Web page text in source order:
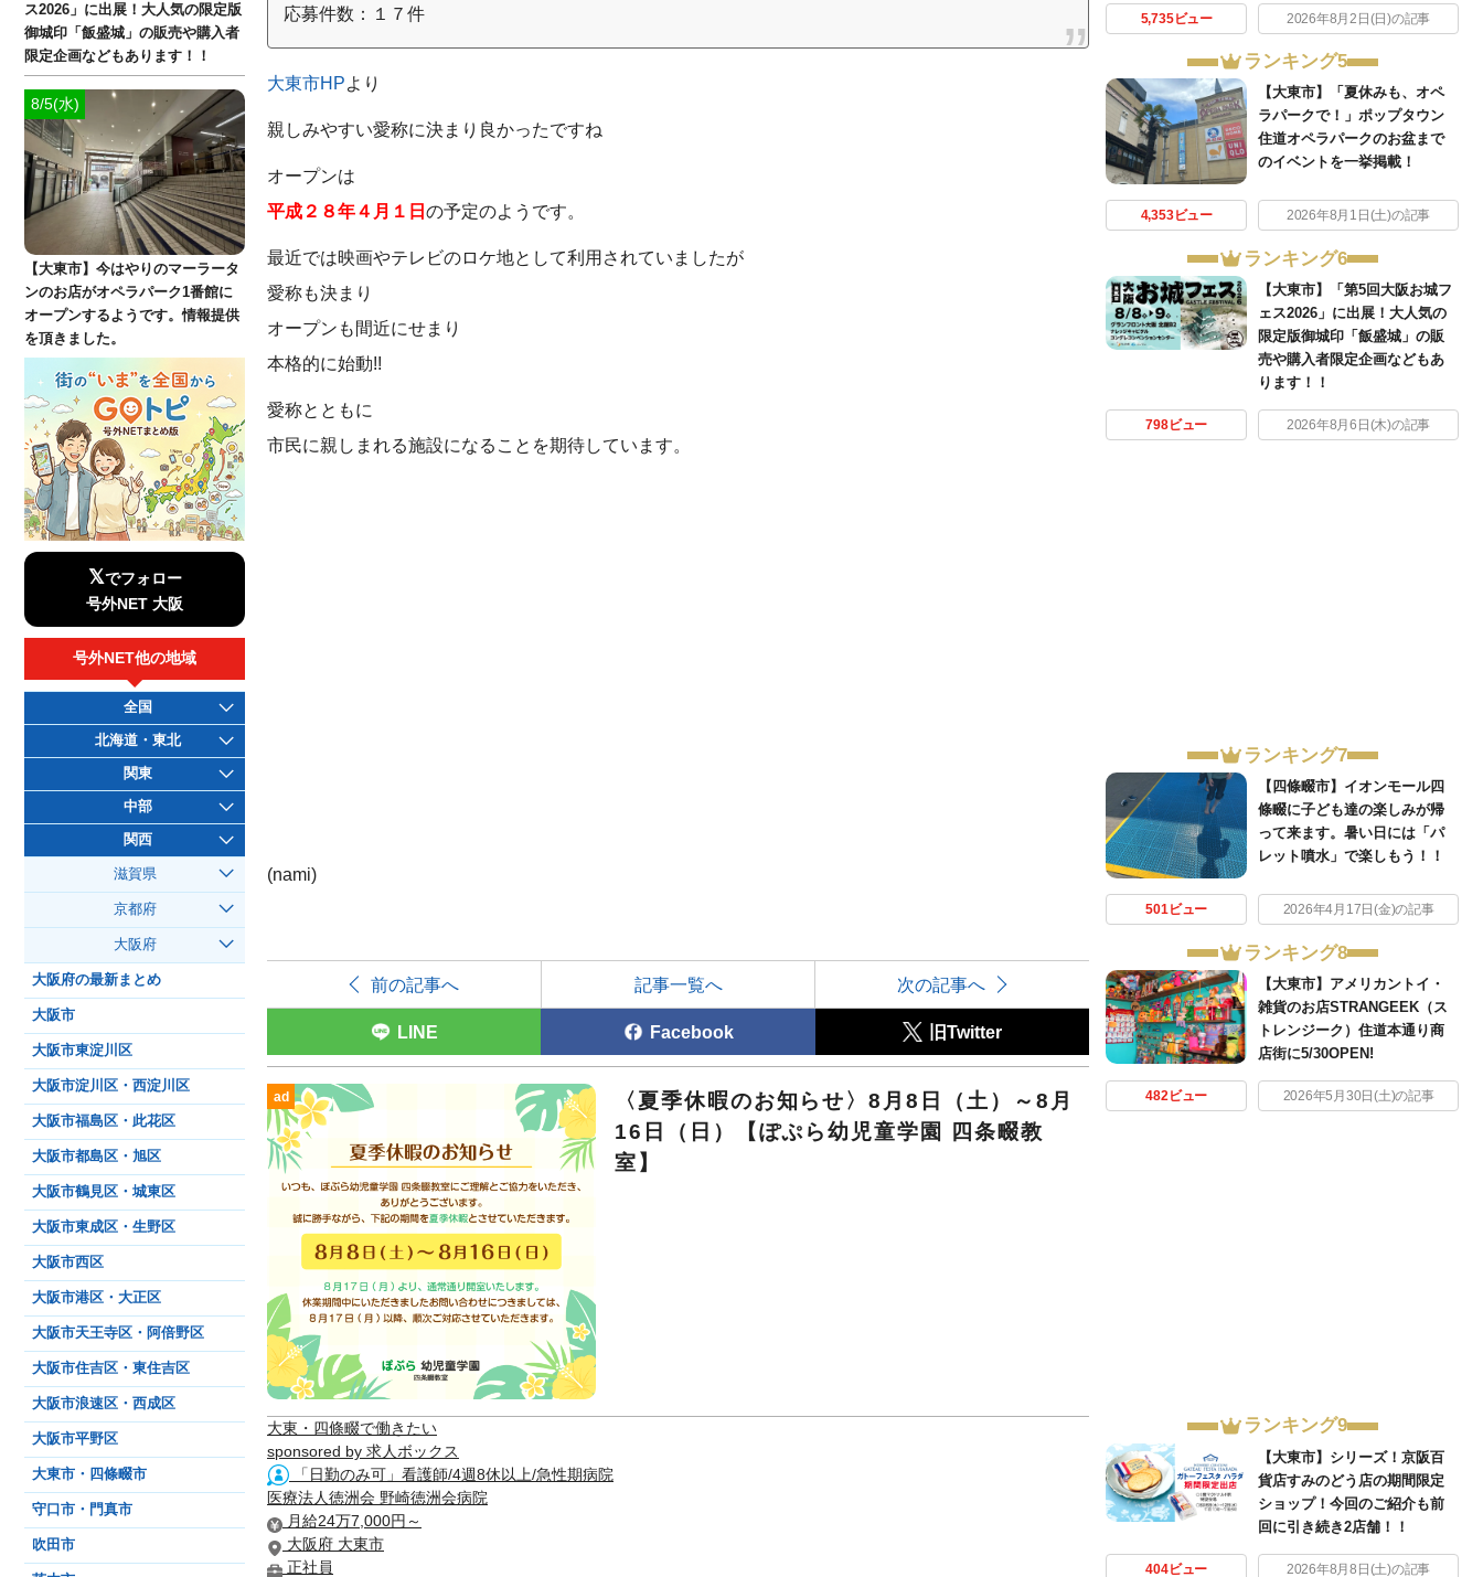
応募件数：１７件
大東市HPより
親しみやすい愛称に決まり良かったですね
オープンは
平成２８年４月１日の予定のようです。
最近では映画やテレビのロケ地として利用されていましたが
愛称も決まり
オープンも間近にせまり
本格的に始動!!
愛称とともに
市民に親しまれる施設になることを期待しています。
(nami)
前の記事へ 記事一覧へ 次の記事へ
LINE Facebook 旧Twitter
ad
〈夏季休暇のお知らせ〉8月8日（土）～8月
16日（日）【ぽぷら幼児童学園 四条畷教
室】
大東・四條畷で働きたい
sponsored by 求人ボックス
「日勤のみ可」看護師/4週8休以上/急性期病院
医療法人徳洲会 野崎徳洲会病院
月給24万7,000円～
大阪府 大東市
正社員
5,735ビュー 2026年8月2日(日)の記事
ランキング5
【大東市】「夏休みも、オペ
ラパークで！」ポップタウン
住道オペラパークのお盆まで
のイベントを一挙掲載！
4,353ビュー 2026年8月1日(土)の記事
ランキング6
【大東市】「第5回大阪お城フ
ェス2026」に出展！大人気の
限定版御城印「飯盛城」の販
売や購入者限定企画などもあ
ります！！
798ビュー 2026年8月6日(木)の記事
ランキング7
【四條畷市】イオンモール四
條畷に子ども達の楽しみが帰
って来ます。暑い日には「パ
レット噴水」で楽しもう！！
501ビュー 2026年4月17日(金)の記事
ランキング8
【大東市】アメリカントイ・
雑貨のお店STRANGEEK（ス
トレンジーク）住道本通り商
店街に5/30OPEN!
482ビュー 2026年5月30日(土)の記事
ランキング9
【大東市】シリーズ！京阪百
貨店すみのどう店の期間限定
ショップ！今回のご紹介も前
回に引き続き2店舗！！
404ビュー 2026年8月8日(土)の記事
ス2026」に出展！大人気の限定版
御城印「飯盛城」の販売や購入者
限定企画などもあります！！
8/5(水)
【大東市】今はやりのマーラータ
ンのお店がオペラパーク1番館に
オープンするようです。情報提供
を頂きました。
𝕏でフォロー
号外NET 大阪
号外NET他の地域
全国
北海道・東北
関東
中部
関西
滋賀県
京都府
大阪府
大阪府の最新まとめ
大阪市
大阪市東淀川区
大阪市淀川区・西淀川区
大阪市福島区・此花区
大阪市都島区・旭区
大阪市鶴見区・城東区
大阪市東成区・生野区
大阪市西区
大阪市港区・大正区
大阪市天王寺区・阿倍野区
大阪市住吉区・東住吉区
大阪市浪速区・西成区
大阪市平野区
大東市・四條畷市
守口市・門真市
吹田市